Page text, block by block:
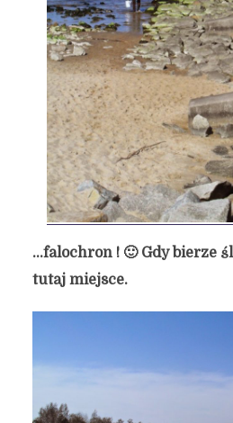
…falochron ! 🙂 Gdy bierze
tutaj miejsce.